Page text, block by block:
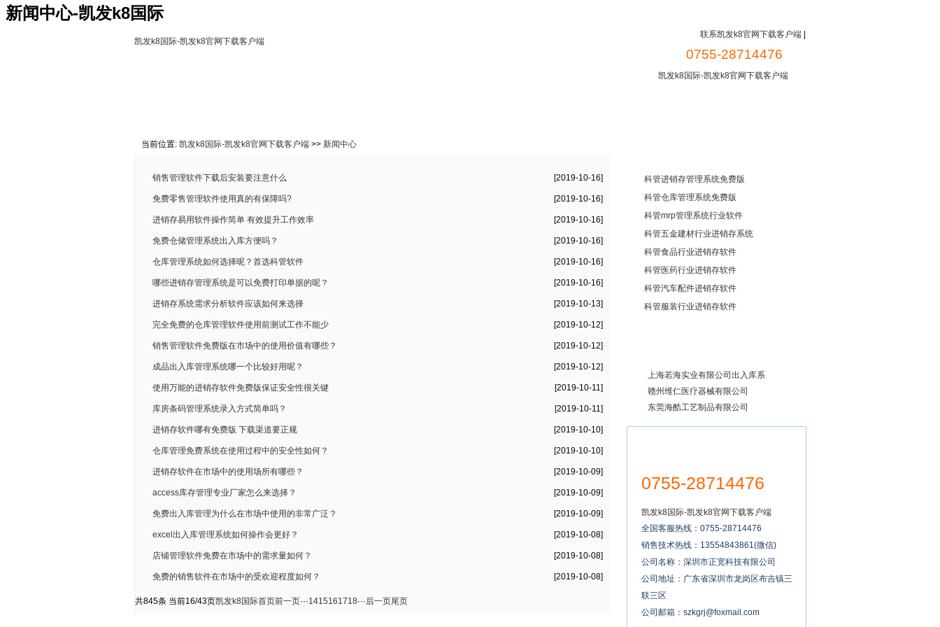
新闻中心-凯发k8国际
凯发k8国际-凯发k8官网下载客户端
联系凯发k8官网下载客户端
0755-28714476
凯发k8国际-凯发k8官网下载客户端
当前位置: 凯发k8国际-凯发k8官网下载客户端 >> 新闻中心
[2019-10-16]
销售管理软件下载后安装要注意什么
[2019-10-16]
免费零售管理软件使用真的有保障吗?
[2019-10-16]
进销存易用软件操作简单 有效提升工作效率
[2019-10-16]
免费仓储管理系统出入库方便吗？
[2019-10-16]
仓库管理系统如何选择呢？首选科管软件
[2019-10-16]
哪些进销存管理系统是可以免费打印单据的呢？
[2019-10-13]
进销存系统需求分析软件应该如何来选择
[2019-10-12]
完全免费的仓库管理软件使用前测试工作不能少
[2019-10-12]
销售管理软件免费版在市场中的使用价值有哪些？
[2019-10-12]
成品出入库管理系统哪一个比较好用呢？
[2019-10-11]
使用万能的进销存软件免费版保证安全性很关键
[2019-10-11]
库房条码管理系统录入方式简单吗？
[2019-10-10]
进销存软件哪有免费版 下载渠道要正规
[2019-10-10]
仓库管理免费系统在使用过程中的安全性如何？
[2019-10-09]
进销存软件在市场中的使用场所有哪些？
[2019-10-09]
access库存管理专业厂家怎么来选择？
[2019-10-09]
免费出入库管理为什么在市场中使用的非常广泛？
[2019-10-08]
excel出入库管理系统如何操作会更好？
[2019-10-08]
店铺管理软件免费在市场中的需求量如何？
[2019-10-08]
免费的销售软件在市场中的受欢迎程度如何？
共845条 当前16/43页凯发k8国际首页前一页···1415161718···后一页尾页
科管进销存管理系统免费版
科管仓库管理系统免费版
科管mrp管理系统行业软件
科管五金建材行业进销存系统
科管食品行业进销存软件
科管医药行业进销存软件
科管汽车配件进销存软件
科管服装行业进销存软件
上海若海实业有限公司出入库系
统全面实施
赣州维仁医疗器械有限公司
东莞海酷工艺制品有限公司
0755-28714476
凯发k8国际-凯发k8官网下载客户端
全国客服热线：0755-28714476
销售技术热线：13554843861(微信)
公司名称：深圳市正宽科技有限公司
公司地址：广东省深圳市龙岗区布吉镇三
联三区
公司邮箱： szkgrj@foxmail.com